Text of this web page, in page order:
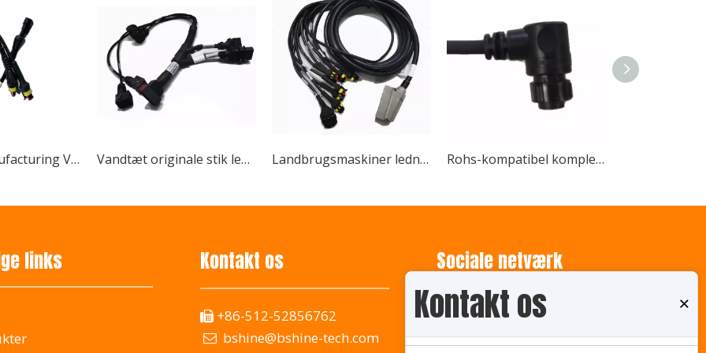
Custom Manufacturing Vandtæt forbindelseskabel Komplet Automotive Landbrug Vandtæt originale stik ledningsnet til landbrugsmaskiner fabrik OEM leverer direkte Landbrugsmaskiner ledningsnet vandtæt stik Deutsch TE Molex Originale stik Rohs-kompatibel komplet billydkabelsamling ledningsnet til biler
links Kontakt os
 +86-512-52856762
 bshine@bshine-tech.com
Sociale netværk
Kontakt os ×